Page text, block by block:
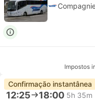
Impostos
Confirmação instantânea
12:25 18:00 5h 35m